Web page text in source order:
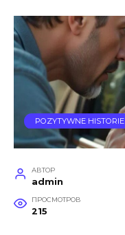
POZYTYWNE HISTORIE
АВТОР
admin
ПРОСМОТРОВ
215